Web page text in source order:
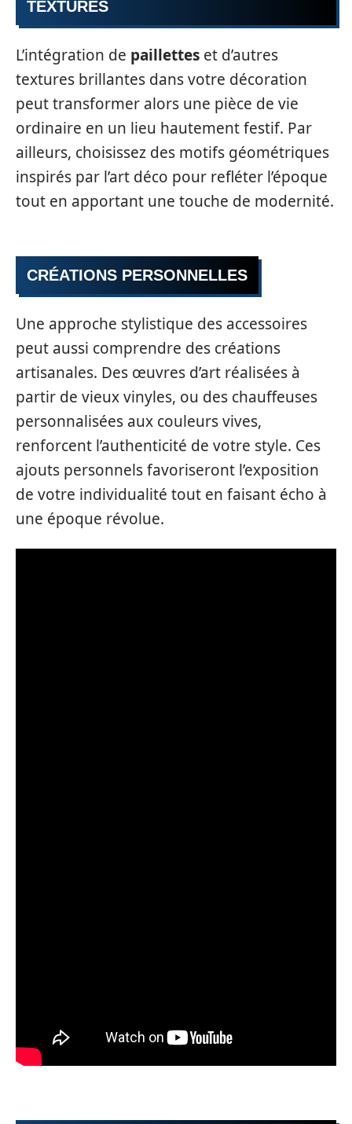
TEXTURES
L’intégration de paillettes et d’autres
textures brillantes dans votre décoration
peut transformer alors une pièce de vie
ordinaire en un lieu hautement festif. Par
ailleurs, choisissez des motifs géométriques
inspirés par l’art déco pour refléter l’époque
tout en apportant une touche de modernité.
CRÉATIONS PERSONNELLES
Une approche stylistique des accessoires
peut aussi comprendre des créations
artisanales. Des œuvres d’art réalisées à
partir de vieux vinyles, ou des chauffeuses
personnalisées aux couleurs vives,
renforcent l’authenticité de votre style. Ces
ajouts personnels favoriseront l’exposition
de votre individualité tout en faisant écho à
une époque révolue.